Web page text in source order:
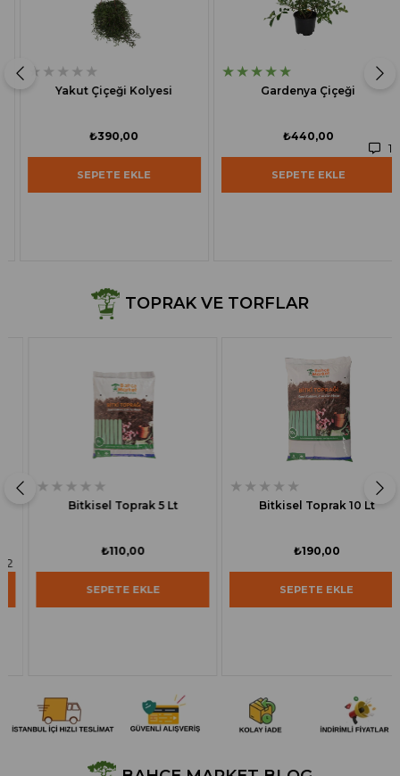
★ ★ ★ ★ ★
Yakut Çiçeği Kolyesi
₺390,00
SEPETE EKLE
★★★★★
Gardenya Çiçeği
1
₺440,00
SEPETE EKLE
TOPRAK VE TORFLAR
★ ★★★★
Bitkisel Toprak 5 Lt
₺110,00
SEPETE EKLE
★★★★
Bitkisel Toprak 10 Lt
₺190,00
SEPETE EKLE